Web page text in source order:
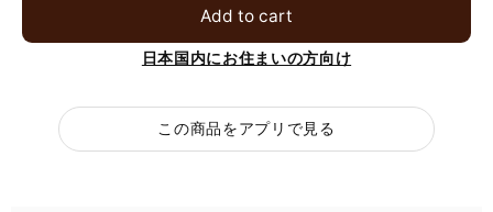
Add to cart
日本国内にお住まいの方向け
この商品をアプリで見る